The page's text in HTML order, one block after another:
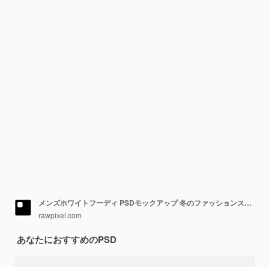
メンズホワイトフーディ PSDモックアップ 冬のファッションスタジオ撮影
rawpixel.com
あなたにおすすめのPSD